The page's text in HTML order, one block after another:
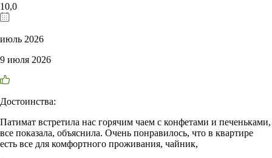
10,0
июль 2026
9 июля 2026
Достоинства:
Патимат встретила нас горячим чаем с конфетами и печеньками,
все показала, объяснила. Очень понравилось, что в квартире
есть все для комфортного проживания, чайник,